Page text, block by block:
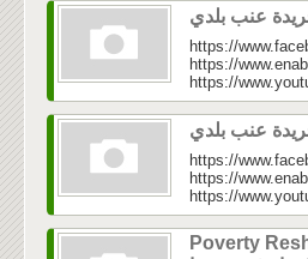
https://
https://
https://
https://
https://
https://
Poverty